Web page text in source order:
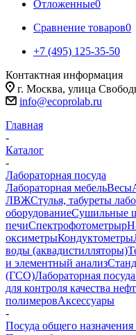
Отложенные0
Сравнение товаров0
+7 (495) 125-35-50
Контактная информация
г. Москва, улица
info@ecoprolab.ru
Главная
-
Каталог
-
Лабораторная посуда
Лабораторная мебельВесы
ЛВЖСтулья, табуреты
оборудованиеСушильные
печиСпектрофотометры
оксиметрыКондуктометры
воды (аквадистилляторы)
и элементный анализ
(ГСО)Лабораторная посуда
для контроля качества
полимеровАксессуары
-
Посуда общего назначения